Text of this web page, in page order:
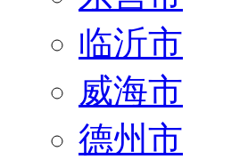
临沂市
威海市
德州市